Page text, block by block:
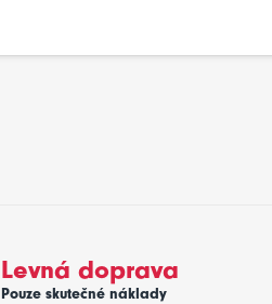
Levná doprava
Pouze skutečné náklady